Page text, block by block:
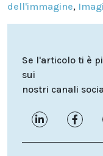
dell'immagine,
Se l'articolo ti è
sui
nostri canali